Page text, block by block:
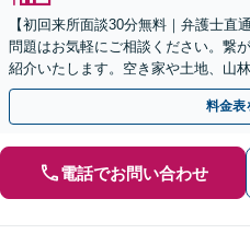
【初回来所面談30分無料｜弁護士直
問題はお気軽にご相談ください。繋
紹介いたします。空き家や土地、山
ても、解決策を検討してまいります
料金表
電話でお問い合わせ